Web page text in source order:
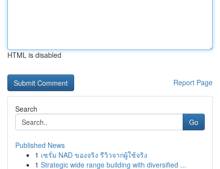
HTML is disabled
Report Page
Search
Go
Published News
1 เซรั่ม NAD ของจริง รีวิวจากผู้ใช้จริง
1 Strategic wide range building with diversified ...